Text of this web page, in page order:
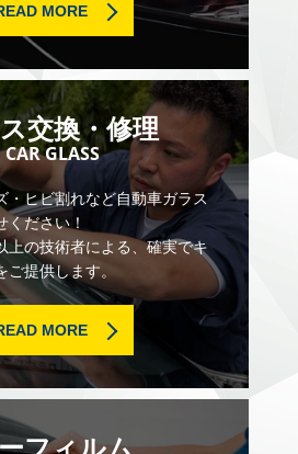
MORE
交換・修理
CAR GLASS
・ヒビ割れなど自動車ガラス
ださい！
上の技術者による、確実でキ
提供します。
MORE
フィルム